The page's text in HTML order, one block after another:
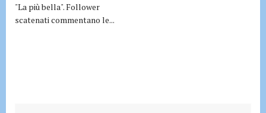
"La più bella". Follower
scatenati commentano le...